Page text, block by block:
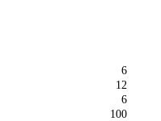
6
12
6
100